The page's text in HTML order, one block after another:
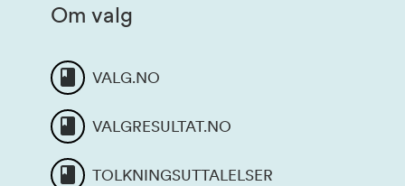
Om valg
VALG.NO
VALGRESULTAT.NO
TOLKNINGSUTTALELSER